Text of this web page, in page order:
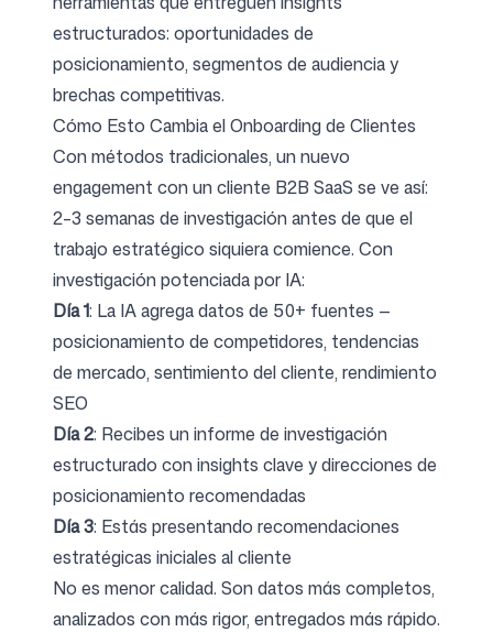
estructurados: oportunidades de
posicionamiento, segmentos de audiencia y
brechas competitivas.
Cómo Esto Cambia el Onboarding de Clientes
Con métodos tradicionales, un nuevo
engagement con un cliente B2B SaaS se ve así:
2–3 semanas de investigación antes de que el
trabajo estratégico siquiera comience. Con
investigación potenciada por IA:
Día 1: La IA agrega datos de 50+ fuentes —
posicionamiento de competidores, tendencias
de mercado, sentimiento del cliente, rendimiento
SEO
Día 2: Recibes un informe de investigación
estructurado con insights clave y direcciones de
posicionamiento recomendadas
Día 3: Estás presentando recomendaciones
estratégicas iniciales al cliente
No es menor calidad. Son datos más completos,
analizados con más rigor, entregados más rápido.